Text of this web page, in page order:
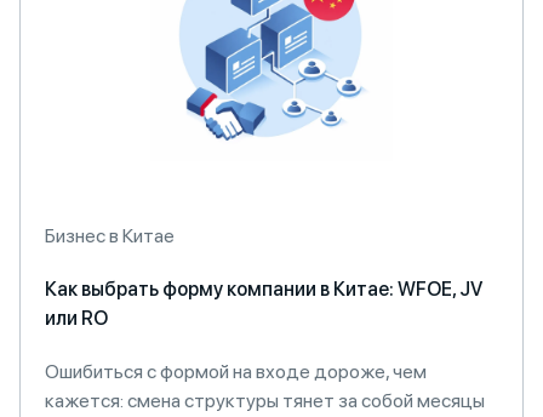
Бизнес в Китае
Как выбрать форму компании в Китае: WFOE, JV
или RO
Ошибиться с формой на входе дороже, чем
кажется: смена структуры тянет за собой месяцы